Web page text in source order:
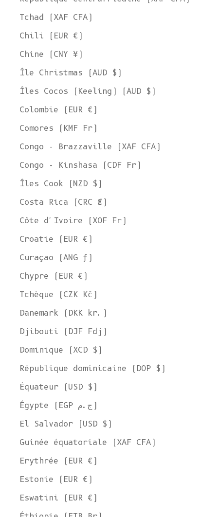
Tchad (XAF CFA)
Chili (EUR €)
Chine (CNY ¥)
Île Christmas (AUD $)
Îles Cocos (Keeling) (AUD $)
Colombie (EUR €)
Comores (KMF Fr)
Congo - Brazzaville (XAF CFA)
Congo - Kinshasa (CDF Fr)
Îles Cook (NZD $)
Costa Rica (CRC ₡)
Côte d'Ivoire (XOF Fr)
Croatie (EUR €)
Curaçao (ANG ƒ)
Chypre (EUR €)
Tchèque (CZK Kč)
Danemark (DKK kr.)
Djibouti (DJF Fdj)
Dominique (XCD $)
République dominicaine (DOP $)
Équateur (USD $)
Égypte (EGP ج.م)
El Salvador (USD $)
Guinée équatoriale (XAF CFA)
Erythrée (EUR €)
Estonie (EUR €)
Eswatini (EUR €)